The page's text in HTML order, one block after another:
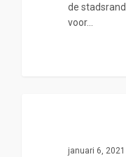
de
voor…
januari 6, 2021